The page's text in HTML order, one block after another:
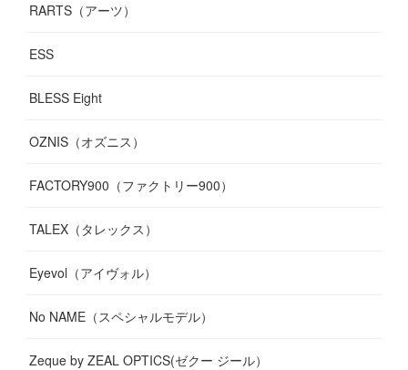
RARTS（アーツ）
ESS
BLESS Eight
OZNIS（オズニス）
FACTORY900（ファクトリー900）
TALEX（タレックス）
Eyevol（アイヴォル）
No NAME（スペシャルモデル）
Zeque by ZEAL OPTICS(ゼクー ジール）